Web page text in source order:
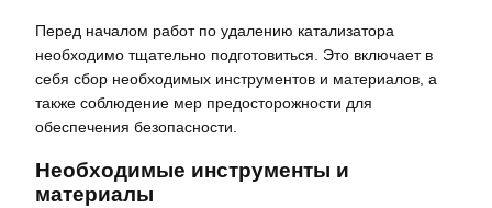
Перед началом работ по удалению катализатора
необходимо тщательно подготовиться. Это включает в
себя сбор необходимых инструментов и материалов, а
также соблюдение мер предосторожности для
обеспечения безопасности.
Необходимые инструменты и
материалы